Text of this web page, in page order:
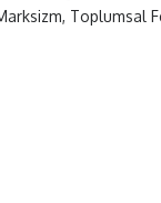
Toplumsal